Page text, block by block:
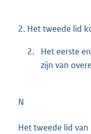
2. Het tweede lid
2.
Het eerste
zijn van
N
Het tweede lid